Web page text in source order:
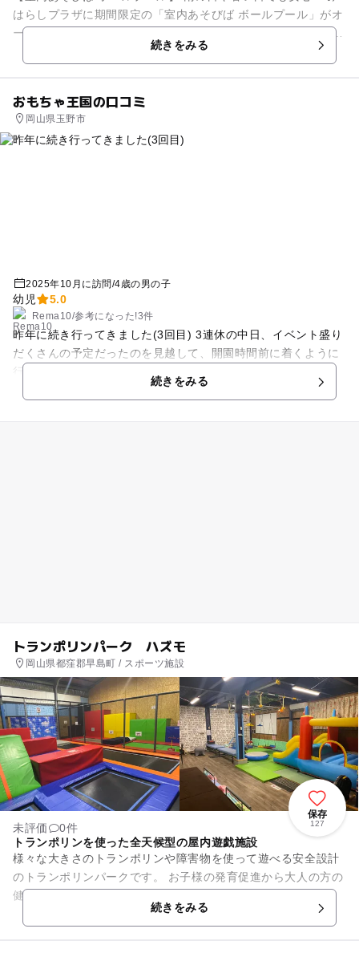
はらしプラザに期間限定の「室内あそびば ボールプール」がオ
ープンします。 たくさんのボールに囲まれて思いっきり遊べ
続きをみる
おもちゃ王国の口コミ
岡山県玉野市
2025年10月に訪問/4歳の男の子
幼児 5.0
Rema10/参考に なった!3件
昨年に続き行ってきました(3回目) 3連休の中日、イベント盛り
だくさんの予定だったのを見越して、開園時間前に着くように
入して並ぶ(50〜100人くらいいました)、9時50分入口すぐまで
ある事を知り、DLしました。登録者本人の誕生月に20％クーポ
ンなどがもらえるので、お子さんの誕生月に行かれるのであれ
ば、子どもプロフィールで登録がいいかもです。
続きをみる
トランポリンパーク ハズモ
岡山県都窪郡早島町 / スポーツ施設
保存
127
未評価
0件
トランポリンを使った全天候型の屋内遊戯施設
様々な大きさのトランポリンや障害物を使って遊べる安全設計
のトランポリンパークです。 お子様の発育促進から大人の方の
健康維持まで幅広い世代にご利用いただけます。
続きをみる